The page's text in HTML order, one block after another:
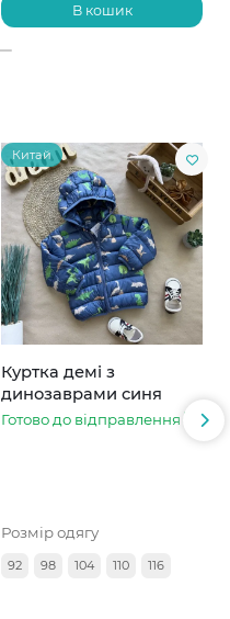
В кошик
Китай
Куртка демі з
динозаврами синя
Готово до відправлення
Розмір одягу
92 98 104 110 116